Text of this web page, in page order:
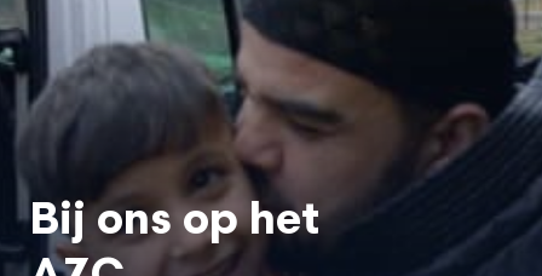
Bij ons op het